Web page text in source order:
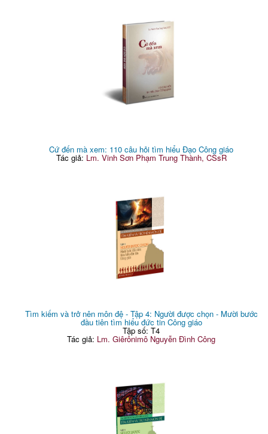
Cứ đến mà xem: 110 câu hỏi tìm hiểu Đạo Công giáo
Tác giả: Lm. Vinh Sơn Phạm Trung Thành, CSsR
Tìm kiếm và trở nên môn đệ - Tập 4: Người được chọn - Mười bước
đầu tiên tìm hiểu đức tin Công giáo
Tập số: T4
Tác giả: Lm. Giêrônimô Nguyễn Đình Công